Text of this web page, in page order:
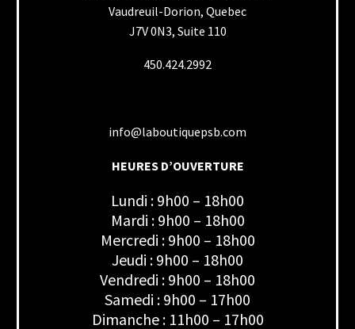
Vaudreuil-Dorion, Quebec
J7V 0N3, Suite 110
450.424.2992
info@laboutiquepsb.com
HEURES D’OUVERTURE
Lundi : 9h00 – 18h00
Mardi : 9h00 – 18h00
Mercredi : 9h00 – 18h00
Jeudi : 9h00 – 18h00
Vendredi : 9h00 – 18h00
Samedi : 9h00 – 17h00
Dimanche : 11h00 – 17h00